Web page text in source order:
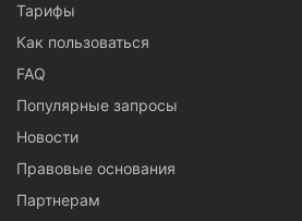
Тарифы
Как пользоваться
FAQ
Популярные запросы
Новости
Правовые основания
Партнерам